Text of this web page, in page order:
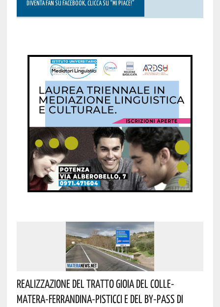
DIVENTA FAN SU FACEBOOK, CLICCA SU “MI PIACE!”
Realizzazione Del Tratto Gioia Del Colle-
Matera-Ferrandina-Pisticci E Del By-Pass Di